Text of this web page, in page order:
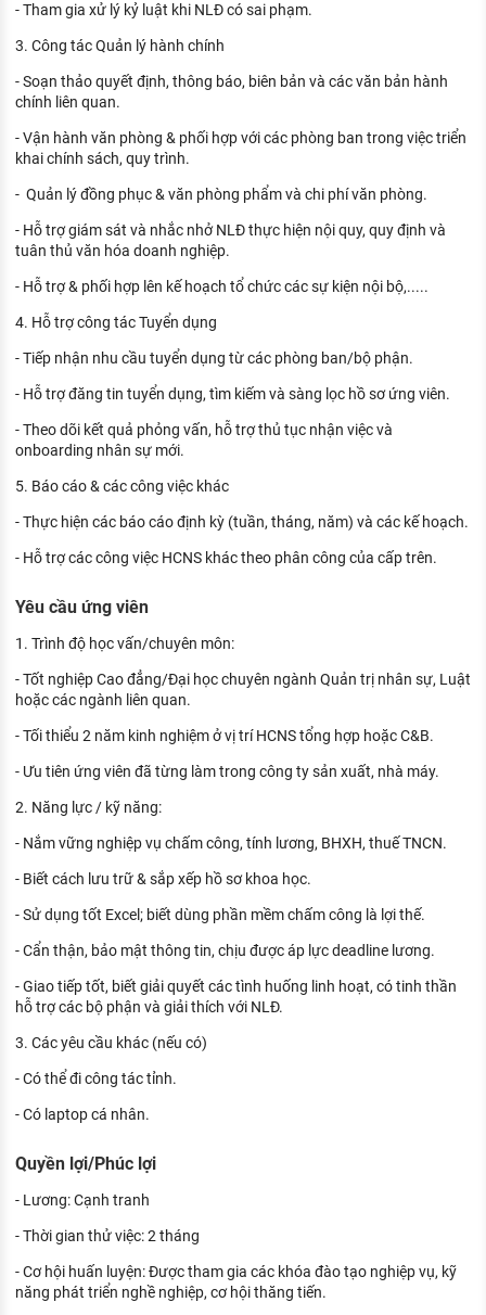
- Tham gia xử lý kỷ luật khi NLĐ có sai phạm.
3. Công tác Quản lý hành chính
- Soạn thảo quyết định, thông báo, biên bản và các văn bản hành
chính liên quan.
- Vận hành văn phòng & phối hợp với các phòng ban trong việc triển
khai chính sách, quy trình.
- Quản lý đồng phục & văn phòng phẩm và chi phí văn phòng.
- Hỗ trợ giám sát và nhắc nhở NLĐ thực hiện nội quy, quy định và
tuân thủ văn hóa doanh nghiệp.
- Hỗ trợ & phối hợp lên kế hoạch tổ chức các sự kiện nội bộ,.....
4. Hỗ trợ công tác Tuyển dụng
- Tiếp nhận nhu cầu tuyển dụng từ các phòng ban/bộ phận.
- Hỗ trợ đăng tin tuyển dụng, tìm kiếm và sàng lọc hồ sơ ứng viên.
- Theo dõi kết quả phỏng vấn, hỗ trợ thủ tục nhận việc và
onboarding nhân sự mới.
5. Báo cáo & các công việc khác
- Thực hiện các báo cáo định kỳ (tuần, tháng, năm) và các kế hoạch.
- Hỗ trợ các công việc HCNS khác theo phân công của cấp trên.
Yêu cầu ứng viên
1. Trình độ học vấn/chuyên môn:
- Tốt nghiệp Cao đẳng/Đại học chuyên ngành Quản trị nhân sự, Luật
hoặc các ngành liên quan.
- Tối thiểu 2 năm kinh nghiệm ở vị trí HCNS tổng hợp hoặc C&B.
- Ưu tiên ứng viên đã từng làm trong công ty sản xuất, nhà máy.
2. Năng lực / kỹ năng:
- Nắm vững nghiệp vụ chấm công, tính lương, BHXH, thuế TNCN.
- Biết cách lưu trữ & sắp xếp hồ sơ khoa học.
- Sử dụng tốt Excel; biết dùng phần mềm chấm công là lợi thế.
- Cẩn thận, bảo mật thông tin, chịu được áp lực deadline lương.
- Giao tiếp tốt, biết giải quyết các tình huống linh hoạt, có tinh thần
hỗ trợ các bộ phận và giải thích với NLĐ.
3. Các yêu cầu khác (nếu có)
- Có thể đi công tác tỉnh.
- Có laptop cá nhân.
Quyền lợi/Phúc lợi
- Lương: Cạnh tranh
- Thời gian thử việc: 2 tháng
- Cơ hội huấn luyện: Được tham gia các khóa đào tạo nghiệp vụ, kỹ
năng phát triển nghề nghiệp, cơ hội thăng tiến.